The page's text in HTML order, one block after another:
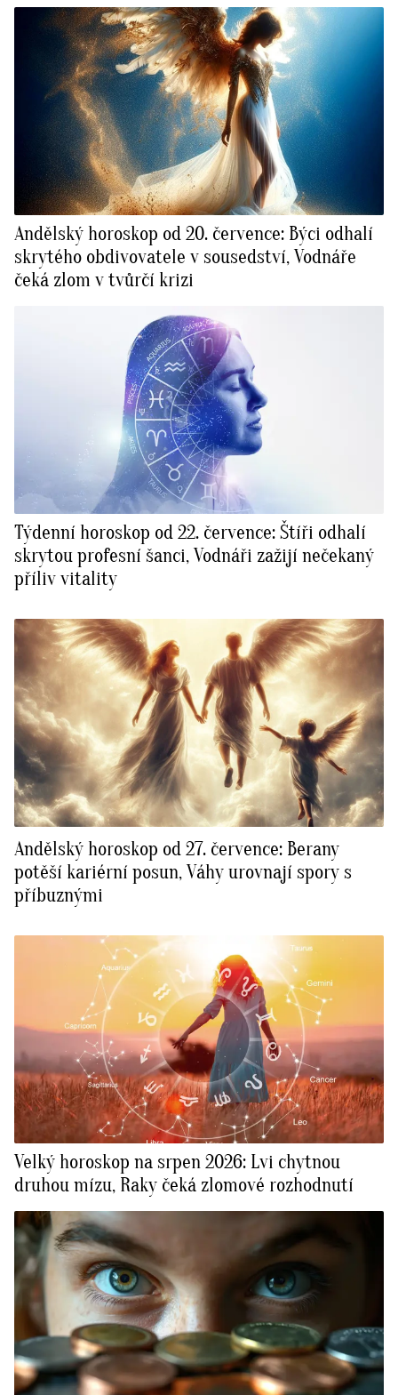
Andělský horoskop od 20. července: Býci odhalí
skrytého obdivovatele v sousedství, Vodnáře
čeká zlom v tvůrčí krizi
Týdenní horoskop od 22. července: Štíři odhalí
skrytou profesní šanci, Vodnáři zažijí nečekaný
příliv vitality
Andělský horoskop od 27. července: Berany
potěší kariérní posun, Váhy urovnají spory s
příbuznými
Velký horoskop na srpen 2026: Lvi chytnou
druhou mízu, Raky čeká zlomové rozhodnutí